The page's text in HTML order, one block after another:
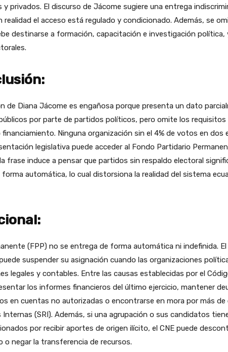
privados. El discurso de Jácome sugiere una entrega
realidad el acceso está regulado y condicionado. Además, se
destinarse a formación, capacitación e investigación política,
de Diana Jácome es engañosa porque presenta un dato
por parte de partidos políticos, pero omite los requisitos
financiamiento. Ninguna organización sin el 4% de votos en dos
legislativa puede acceder al Fondo Partidario
frase induce a pensar que partidos sin respaldo electoral
automática, lo cual distorsiona la realidad del sistema
(FPP) no se entrega de forma automática ni indefinida.
suspender su asignación cuando las organizaciones
legales y contables. Entre las causas establecidas por el
los informes financieros del último ejercicio, mantener
en cuentas no autorizadas o encontrarse en mora por más de
Internas (SRI). Además, si una agrupación o sus candidatos
por recibir aportes de origen ilícito, el CNE puede
o negar la transferencia de recursos.